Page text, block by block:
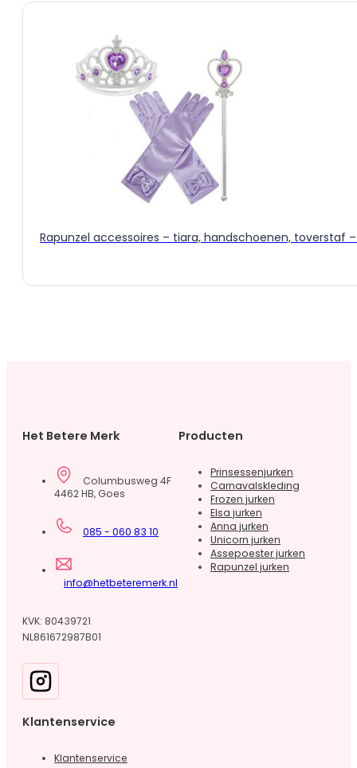
Rapunzel accessoires – tiara, handschoenen, toverstaf
Het Betere Merk
Columbusweg 4F
4462 HB, Goes
085 - 060 83 10
info@hetbeteremerk.nl
KVK: 80439721
NL861672987B01
Producten
Prinsessenjurken
Carnavalskleding
Frozen jurken
Elsa jurken
Anna jurken
Unicorn jurken
Assepoester jurken
Rapunzel jurken
Klantenservice
Klantenservice